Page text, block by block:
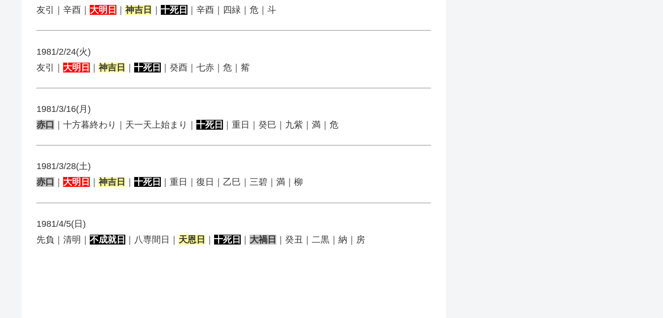
友引｜辛酉｜ 大明日 神吉日 十死日 ｜辛酉｜四緑｜危｜斗
1981/2/24(火)
友引｜ 大明日 ｜ 神吉日 ｜ 十死日 ｜癸酉｜七赤｜危｜觜
1981/3/16(月)
赤口 ｜十方暮終わり｜天一天上始まり｜ 十死日 ｜重日｜癸巳｜九紫｜満｜危
1981/3/28(土)
赤口
大明日 神吉日 十死日 ｜重日｜復日｜乙巳｜三碧｜満｜柳
1981/4/5(日)
先負｜清明｜ 不成就日 ｜八専間日｜ 天恩日 ｜ 十死日 ｜ 大禍日 ｜癸丑｜二黒｜納｜房